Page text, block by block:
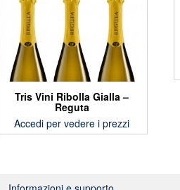
Tris Vini Ribolla Gialla –
Reguta
Accedi per vedere i prezzi